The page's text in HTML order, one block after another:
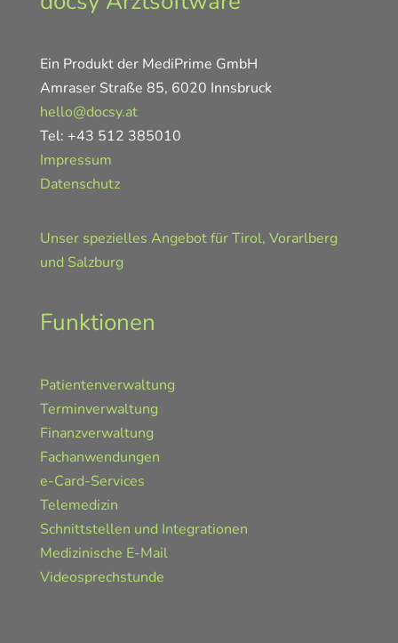
Ein Produkt der MediPrime GmbH
Amraser Straße 85, 6020 Innsbruck
hello@docsy.at
Tel: +43 512 385010
Impressum
Datenschutz
Unser spezielles Angebot für Tirol, Vorarlberg
und Salzburg
Funktionen
Patientenverwaltung
Terminverwaltung
Finanzverwaltung
Fachanwendungen
e-Card-Services
Telemedizin
Schnittstellen und Integrationen
Medizinische E-Mail
Videosprechstunde